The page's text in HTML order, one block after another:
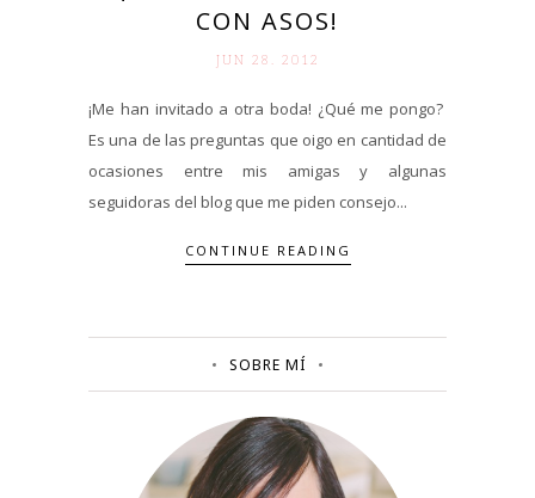
CON ASOS!
JUN 28. 2012
¡Me han invitado a otra boda! ¿Qué me pongo?
Es una de las preguntas que oigo en cantidad de
ocasiones entre mis amigas y algunas
seguidoras del blog que me piden consejo...
CONTINUE READING
SOBRE MÍ